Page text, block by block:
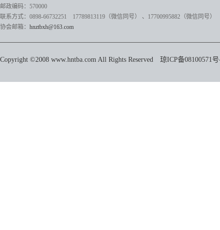
邮政编码：570000
联系方式：0898-66732251 17789813119（微信同号）
、17700995882 （微信同号）
协会邮箱： hnztbxh@163.com
Copyright ©2008 www.hntba.com All Rights Reserved 琼ICP备08100571